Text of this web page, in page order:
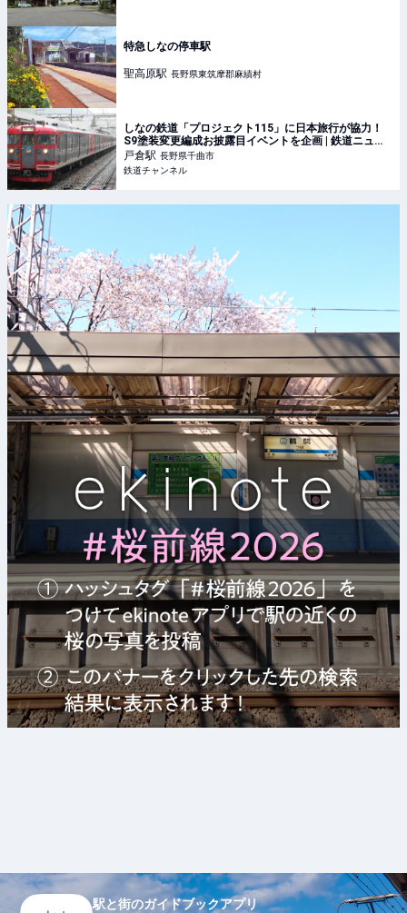
特急しなの停車駅
聖高原駅 長野県東筑摩郡麻績村
しなの鉄道「プロジェクト115」に日本旅行が協力！
S9塗装変更編成お披露目イベントを企画 | 鉄道ニュー
ス | 鉄道チャンネル
戸倉駅 長野県千曲市
鉄道チャンネル
駅と街のガイドブックアプリ